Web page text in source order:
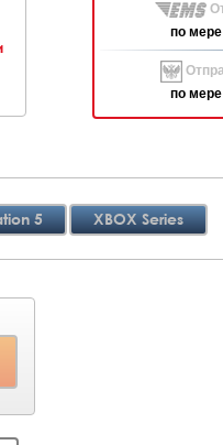
по
по
5 XBOX Series